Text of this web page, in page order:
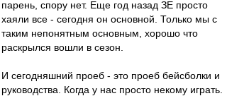
парень, спору нет. Еще год назад ЗЕ просто
хаяли все - сегодня он основной. Только мы с
таким непонятным основным, хорошо что
раскрылся вошли в сезон.
И сегодняшний проеб - это проеб бейсболки и
руководства. Когда у нас просто некому играть.